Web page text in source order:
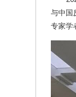
与中国
专家学